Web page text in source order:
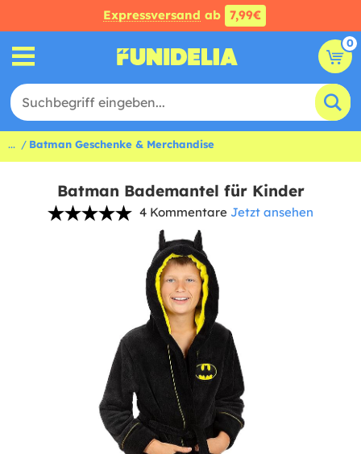
Expressversand ab 7,99€
0
... Batman Geschenke & Merchandise
Batman Bademantel für Kinder
4 Kommentare Jetzt ansehen